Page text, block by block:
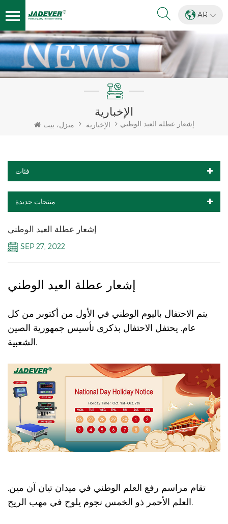
AR
الإخبارية
منزل، بيت الإخبارية إشعار عطلة العيد الوطني
فئات
منتجات جديدة
إشعار عطلة العيد الوطني
SEP 27, 2022
إشعار عطلة العيد الوطني
يتم الاحتفال باليوم الوطني في الأول من أكتوبر من كل
عام. يحتفل الاحتفال بذكرى تأسيس جمهورية الصين
الشعبية.
تقام مراسم رفع العلم الوطني في ميدان تيان آن مين.
العلم الأحمر ذو الخمس نجوم يلوح في مهب الريح.